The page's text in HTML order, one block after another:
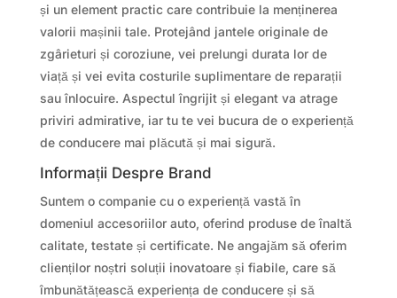
și un element practic care contribuie la menținerea
valorii mașinii tale. Protejând jantele originale de
zgârieturi și coroziune, vei prelungi durata lor de
viață și vei evita costurile suplimentare de reparații
sau înlocuire. Aspectul îngrijit și elegant va atrage
priviri admirative, iar tu te vei bucura de o experiență
de conducere mai plăcută și mai sigură.
Informații Despre Brand
Suntem o companie cu o experiență vastă în
domeniul accesoriilor auto, oferind produse de înaltă
calitate, testate și certificate. Ne angajăm să oferim
clienților noștri soluții inovatoare și fiabile, care să
îmbunătățească experiența de conducere și să